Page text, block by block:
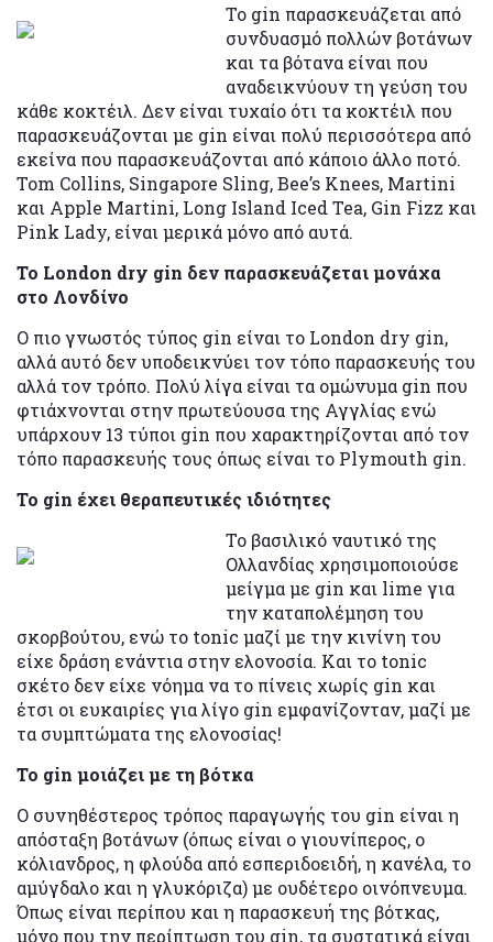
Το gin παρασκευάζεται από
συνδυασμό πολλών βοτάνων
και τα βότανα είναι που
αναδεικνύουν τη γεύση του
κάθε κοκτέιλ. Δεν είναι τυχαίο ότι τα κοκτέιλ που
παρασκευάζονται με gin είναι πολύ περισσότερα από
εκείνα που παρασκευάζονται από κάποιο άλλο ποτό.
Tom Collins, Singapore Sling, Bee’s Knees, Martini
και Apple Martini, Long Island Iced Tea, Gin Fizz και
Pink Lady, είναι μερικά μόνο από αυτά.
Το London dry gin δεν παρασκευάζεται μονάχα
στο Λονδίνο
Ο πιο γνωστός τύπος gin είναι το London dry gin,
αλλά αυτό δεν υποδεικνύει τον τόπο παρασκευής του
αλλά τον τρόπο. Πολύ λίγα είναι τα ομώνυμα gin που
φτιάχνονται στην πρωτεύουσα της Αγγλίας ενώ
υπάρχουν 13 τύποι gin που χαρακτηρίζονται από τον
τόπο παρασκευής τους όπως είναι το Plymouth gin.
Το gin έχει θεραπευτικές ιδιότητες
Το βασιλικό ναυτικό της
Ολλανδίας χρησιμοποιούσε
μείγμα με gin και lime για
την καταπολέμηση του
σκορβούτου, ενώ το tonic μαζί με την κινίνη του
είχε δράση ενάντια στην ελονοσία. Και το tonic
σκέτο δεν είχε νόημα να το πίνεις χωρίς gin και
έτσι οι ευκαιρίες για λίγο gin εμφανίζονταν, μαζί με
τα συμπτώματα της ελονοσίας!
Το gin μοιάζει με τη βότκα
Ο συνηθέστερος τρόπος παραγωγής του gin είναι η
απόσταξη βοτάνων (όπως είναι ο γιουνίπερος, ο
κόλιανδρος, η φλούδα από εσπεριδοειδή, η κανέλα, το
αμύγδαλο και η γλυκόριζα) με ουδέτερο οινόπνευμα.
Όπως είναι περίπου και η παρασκευή της βότκας,
μόνο που την περίπτωση του gin, τα συστατικά είναι